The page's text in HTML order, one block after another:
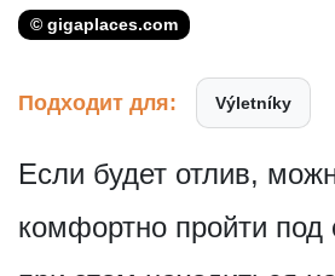
© gigaplaces.com
Подходит для: Výletníky
Если будет отлив,
комфортно пройти под